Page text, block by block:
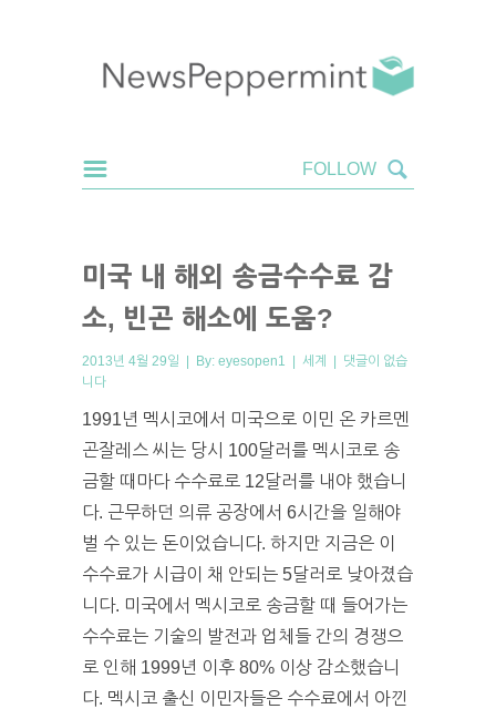
미국 내 해외 송금수수료 감
소, 빈곤 해소에 도움?
2013년 4월 29일 | By: eyesopen1 | 세계 | 댓글이 없습
니다
1991년 멕시코에서 미국으로 이민 온 카르멘
곤잘레스 씨는 당시 100달러를 멕시코로 송
금할 때마다 수수료로 12달러를 내야 했습니
다. 근무하던 의류 공장에서 6시간을 일해야
벌 수 있는 돈이었습니다. 하지만 지금은 이
수수료가 시급이 채 안되는 5달러로 낮아졌습
니다. 미국에서 멕시코로 송금할 때 들어가는
수수료는 기술의 발전과 업체들 간의 경쟁으
로 인해 1999년 이후 80% 이상 감소했습니
다. 멕시코 출신 이민자들은 수수료에서 아낀